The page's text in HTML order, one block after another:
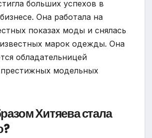
больших успехов в
Она работала на
показах моды и снялась
марок одежды. Она
обладательницей
престижных модельных
Хитяева стала